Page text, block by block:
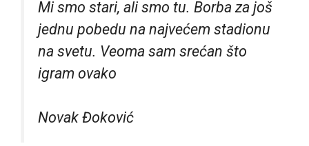
Mi smo stari, ali smo tu. Borba za još
jednu pobedu na najvećem stadionu
na svetu. Veoma sam srećan što
igram ovako
Novak Đoković